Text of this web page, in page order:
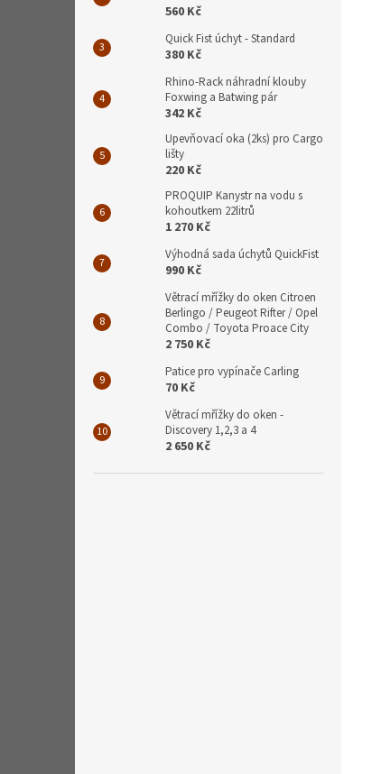
560 Kč
Quick Fist úchyt - Standard
380 Kč
Rhino-Rack náhradní klouby
Foxwing a Batwing pár
342 Kč
Upevňovací oka (2ks) pro Cargo
lišty
220 Kč
PROQUIP Kanystr na vodu s
kohoutkem 22litrů
1 270 Kč
Výhodná sada úchytů QuickFist
990 Kč
Větrací mřížky do oken Citroen
Berlingo / Peugeot Rifter / Opel
Combo / Toyota Proace City
2 750 Kč
Patice pro vypínače Carling
70 Kč
Větrací mřížky do oken -
Discovery 1,2,3 a 4
2 650 Kč